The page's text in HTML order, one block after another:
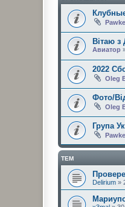
Вітаю з
Авиатор
2022
Oleg
Фото/
Oleg
Група
ТЕМ
Delirium »